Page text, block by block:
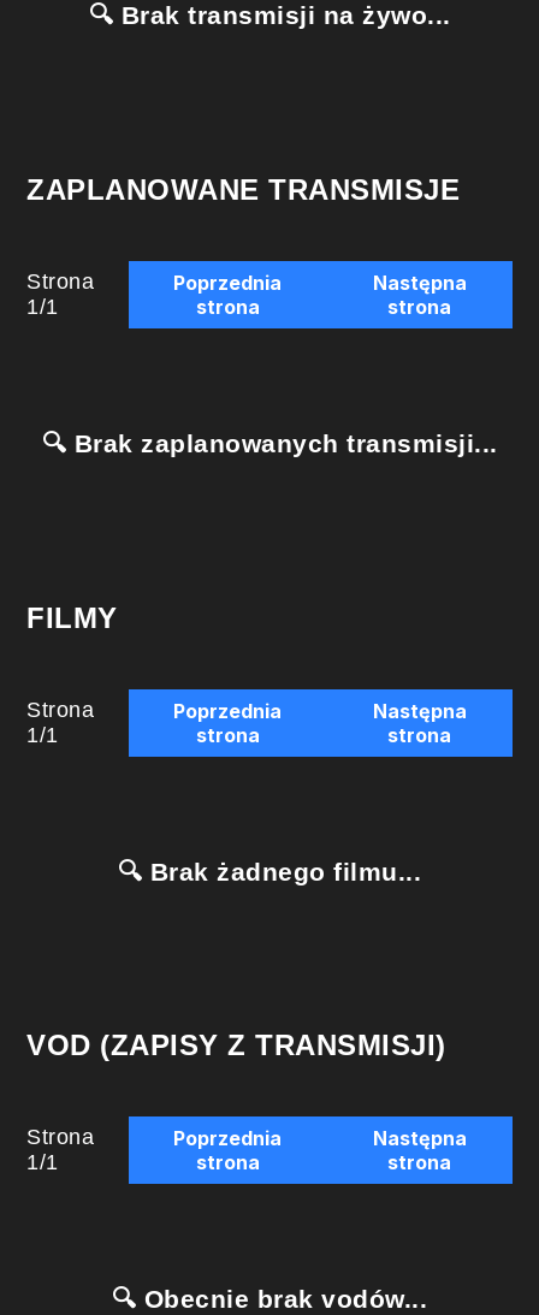
🔍 Brak transmisji na żywo...
ZAPLANOWANE TRANSMISJE
Strona
1/1
Poprzednia
strona
Następna
strona
🔍 Brak zaplanowanych transmisji...
FILMY
Strona
1/1
Poprzednia
strona
Następna
strona
🔍 Brak żadnego filmu...
VOD (ZAPISY Z TRANSMISJI)
Strona
1/1
Poprzednia
strona
Następna
strona
🔍 Obecnie brak vodów...